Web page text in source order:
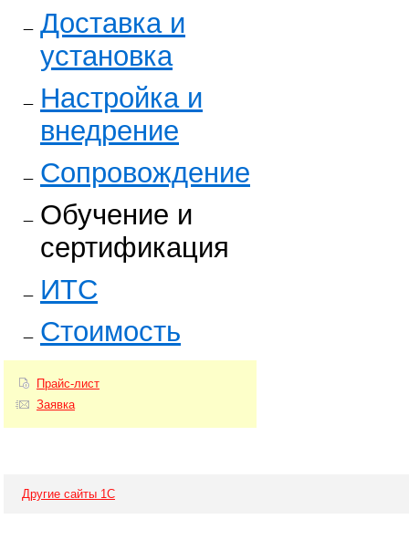
Доставка и
установка
Настройка и
внедрение
Сопровождение
Обучение и
сертификация
ИТС
Стоимость
Прайс-лист
Заявка
Другие сайты 1С